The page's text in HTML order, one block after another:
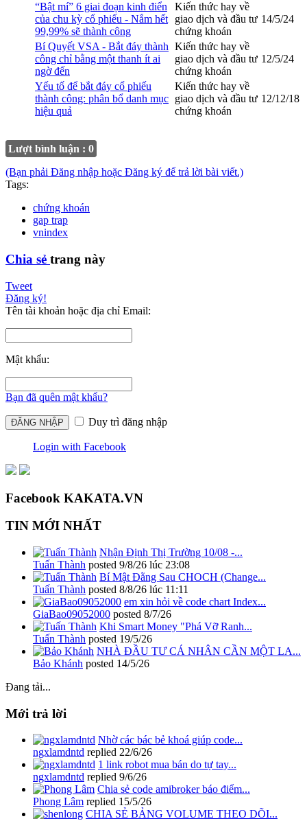
“Bật mí” 6 giai đoạn kinh điển
của chu kỳ cổ phiếu - Nắm hết
99,99% sẽ thành công
Kiến thức hay về
giao dịch và đầu tư
chứng khoán
14/5/24
Bí Quyết VSA - Bắt đáy thành
công chỉ bằng một thanh ít ai
ngờ đến
Kiến thức hay về
giao dịch và đầu tư
chứng khoán
12/5/24
Yếu tố để bắt đáy cổ phiếu
thành công: phân bổ danh mục
hiệu quả
Kiến thức hay về
giao dịch và đầu tư
chứng khoán
12/12/18
Lượt bình luận : 0
(Bạn phải Đăng nhập hoặc Đăng ký để trả lời bài viết.)
Tags:
chứng khoán
gap trap
vnindex
Chia sẻ trang này
Tweet
Đăng ký!
Tên tài khoản hoặc địa chỉ Email:
Mật khẩu:
Bạn đã quên mật khẩu?
Duy trì đăng nhập
Login with Facebook
Facebook KAKATA.VN
TIN MỚI NHẤT
Nhận Định Thị Trường 10/08 -...
Tuấn Thành posted 9/8/26 lúc 23:08
Bí Mật Đằng Sau CHOCH (Change...
Tuấn Thành posted 8/8/26 lúc 11:11
em xin hỏi về code chart Index...
GiaBao09052000 posted 8/7/26
Khi Smart Money "Phá Vỡ Ranh...
Tuấn Thành posted 19/5/26
NHÀ ĐẦU TƯ CÁ NHÂN CẦN MỘT LA...
Bảo Khánh posted 14/5/26
Đang tải...
Mới trả lời
Nhờ các bác bẻ khoá giúp code...
ngxlamdntd replied 22/6/26
1 link robot mua bán do tự tay...
ngxlamdntd replied 9/6/26
Chia sẻ code amibroker báo điểm...
Phong Lâm replied 15/5/26
CHIA SẺ BẢNG VOLUME THEO DÕI...